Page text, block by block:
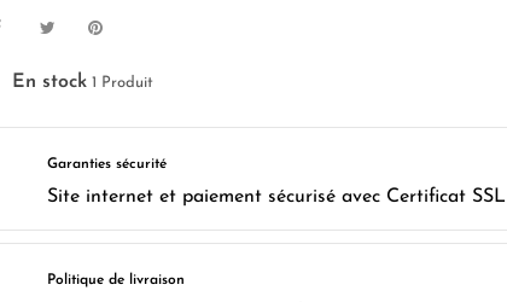
En stock 1 Produit
Garanties sécurité
Site internet et paiement sécurisé avec Certificat SSL
Politique de livraison